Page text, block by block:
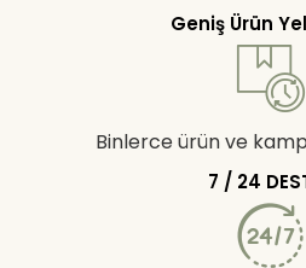
Geniş Ürün
Binlerce ürün ve
7 / 24